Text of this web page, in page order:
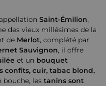
Saint-Émilion,
des vieux millésimes de la
de Merlot, complété par
Sauvignon, il offre
et un bouquet
confits, cuir, tabac blond,
bouche, les tanins sont